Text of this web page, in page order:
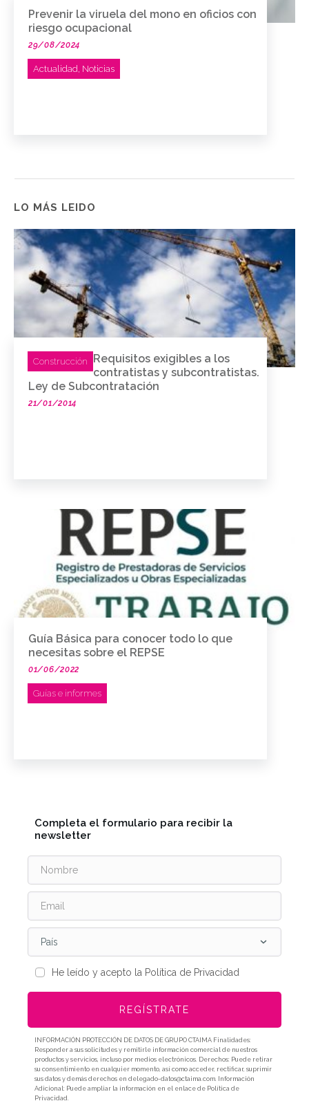
Prevenir la viruela del mono en oficios con
riesgo ocupacional
29/08/2024
Actualidad Noticias
LO MÁS LEIDO
Construcción
Requisitos exigibles a los
contratistas y subcontratistas.
Ley de Subcontratación
21/01/2014
Guía Básica para conocer todo lo que
necesitas sobre el REPSE
01/06/2022
Guías e informes
Completa el formulario para recibir la
newsletter
País
He leído y acepto la Política de Privacidad
REGÍSTRATE
INFORMACIÓN PROTECCIÓN DE DATOS DE GRUPO CTAIMA Finalidades:
Responder a sus solicitudes y remitirle información comercial de nuestros
productos y servicios, incluso por medios electrónicos. Derechos: Puede retirar
su consentimiento en cualquier momento, así como acceder, rectificar, suprimir
sus datos y demás derechos en delegado-datos@ctaima.com. Información
Adicional: Puede ampliar la información en el enlace de Política de
Privacidad.